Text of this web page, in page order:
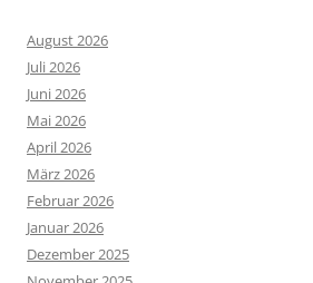
August 2026
Juli 2026
Juni 2026
Mai 2026
April 2026
März 2026
Februar 2026
Januar 2026
Dezember 2025